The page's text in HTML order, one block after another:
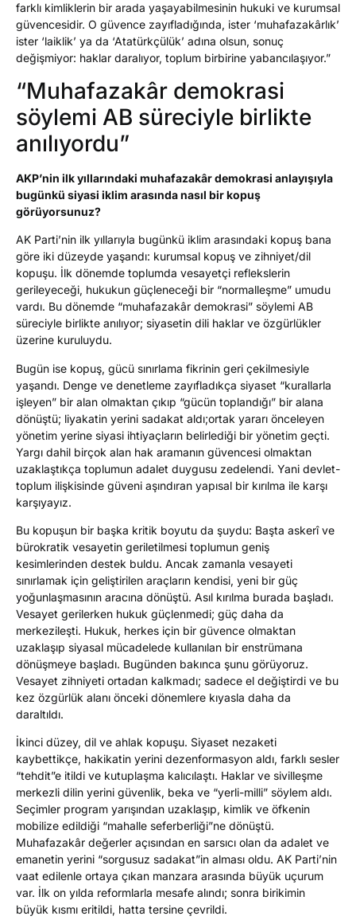
farklı kimliklerin bir arada yaşayabilmesinin hukuki ve kurumsal
güvencesidir. O güvence zayıfladığında, ister ‘muhafazakârlık’
ister ‘laiklik’ ya da ‘Atatürkçülük’ adına olsun, sonuç
değişmiyor: haklar daralıyor, toplum birbirine yabancılaşıyor.”
“Muhafazakâr demokrasi
söylemi AB süreciyle birlikte
anılıyordu”
AKP’nin ilk yıllarındaki muhafazakâr demokrasi anlayışıyla
bugünkü siyasi iklim arasında nasıl bir kopuş
görüyorsunuz?
AK Parti’nin ilk yıllarıyla bugünkü iklim arasındaki kopuş bana
göre iki düzeyde yaşandı: kurumsal kopuş ve zihniyet/dil
kopuşu. İlk dönemde toplumda vesayetçi reflekslerin
gerileyeceği, hukukun güçleneceği bir “normalleşme” umudu
vardı. Bu dönemde “muhafazakâr demokrasi” söylemi AB
süreciyle birlikte anılıyor; siyasetin dili haklar ve özgürlükler
üzerine kuruluydu.
Bugün ise kopuş, gücü sınırlama fikrinin geri çekilmesiyle
yaşandı. Denge ve denetleme zayıfladıkça siyaset “kurallarla
işleyen” bir alan olmaktan çıkıp “gücün toplandığı” bir alana
dönüştü; liyakatin yerini sadakat aldı;ortak yararı önceleyen
yönetim yerine siyasi ihtiyaçların belirlediği bir yönetim geçti.
Yargı dahil birçok alan hak aramanın güvencesi olmaktan
uzaklaştıkça toplumun adalet duygusu zedelendi. Yani devlet-
toplum ilişkisinde güveni aşındıran yapısal bir kırılma ile karşı
karşıyayız.
Bu kopuşun bir başka kritik boyutu da şuydu: Başta askerî ve
bürokratik vesayetin geriletilmesi toplumun geniş
kesimlerinden destek buldu. Ancak zamanla vesayeti
sınırlamak için geliştirilen araçların kendisi, yeni bir güç
yoğunlaşmasının aracına dönüştü. Asıl kırılma burada başladı.
Vesayet gerilerken hukuk güçlenmedi; güç daha da
merkezileşti. Hukuk, herkes için bir güvence olmaktan
uzaklaşıp siyasal mücadelede kullanılan bir enstrümana
dönüşmeye başladı. Bugünden bakınca şunu görüyoruz.
Vesayet zihniyeti ortadan kalkmadı; sadece el değiştirdi ve bu
kez özgürlük alanı önceki dönemlere kıyasla daha da
daraltıldı.
İkinci düzey, dil ve ahlak kopuşu. Siyaset nezaketi
kaybettikçe, hakikatin yerini dezenformasyon aldı, farklı sesler
“tehdit”e itildi ve kutuplaşma kalıcılaştı. Haklar ve sivilleşme
merkezli dilin yerini güvenlik, beka ve “yerli-milli” söylem aldı.
Seçimler program yarışından uzaklaşıp, kimlik ve öfkenin
mobilize edildiği “mahalle seferberliği”ne dönüştü.
Muhafazakâr değerler açısından en sarsıcı olan da adalet ve
emanetin yerini “sorgusuz sadakat”in alması oldu. AK Parti’nin
vaat edilenle ortaya çıkan manzara arasında büyük uçurum
var. İlk on yılda reformlarla mesafe alındı; sonra birikimin
büyük kısmı eritildi, hatta tersine çevrildi.